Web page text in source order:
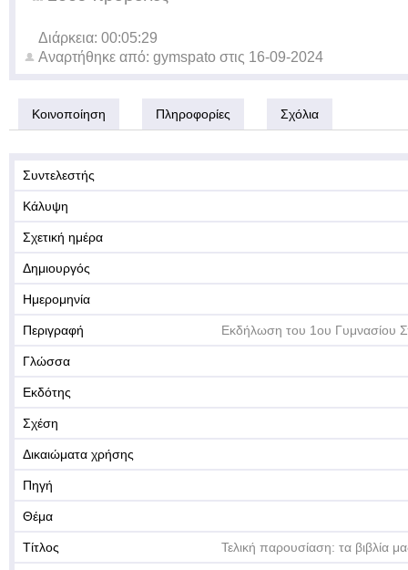
Διάρκεια: 00:05:29
Αναρτήθηκε από: gymspato στις 16-09-2024
Κοινοποίηση Πληροφορίες Σχόλια
Συντελεστής
Κάλυψη
Σχετική ημέρα
Δημιουργός
Ημερομηνία
Περιγραφή Εκδήλωση του 1ου Γυμνασίου
Γλώσσα
Εκδότης
Σχέση
Δικαιώματα χρήσης
Πηγή
Θέμα
Τίτλος Τελική παρουσίαση: τα βιβλία